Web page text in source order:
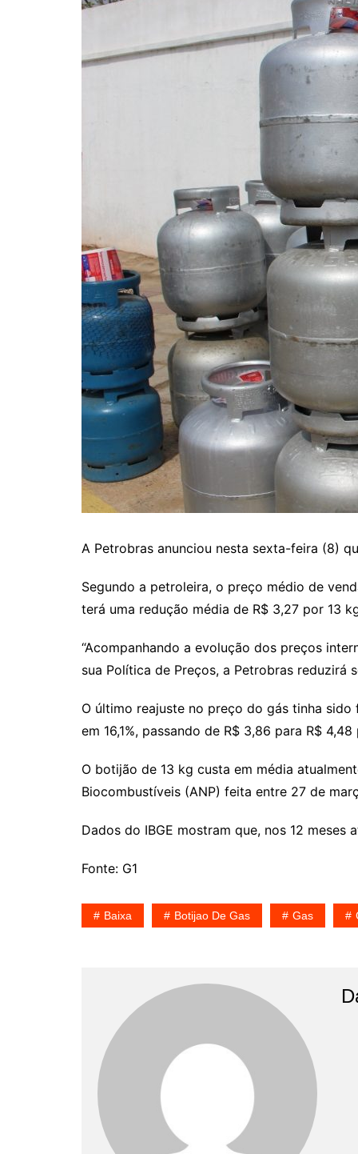
A Petrobras anunciou nesta sexta-feira (8)
Segundo a petroleira, o preço médio de
terá uma redução média de R$ 3,27 por 13
“Acompanhando a evolução dos preços
sua Política de Preços, a Petrobras reduzirá
O último reajuste no preço do gás tinha
em 16,1%, passando de R$ 3,86 para R$
O botijão de 13 kg custa em média
Biocombustíveis (ANP) feita entre 27 de
Dados do IBGE mostram que, nos 12
Fonte: G1
Baixa Botijao De Gas Gas